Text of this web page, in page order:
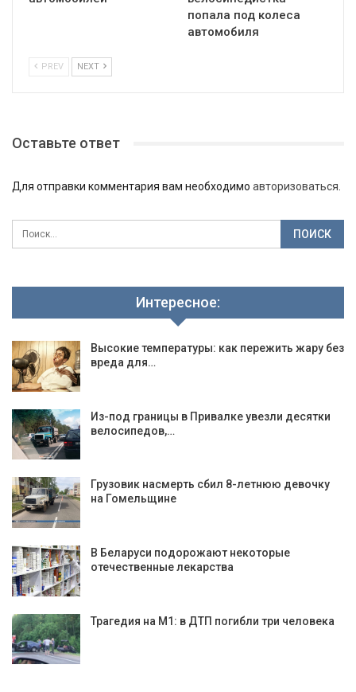
попала под колеса
автомобиля
PREV NEXT
Оставьте ответ
Для отправки комментария вам необходимо авторизоваться
Интересное:
Высокие температуры: как пережить жару без
вреда для…
Из-под границы в Привалке увезли десятки
велосипедов,…
Грузовик насмерть сбил 8-летнюю девочку
на Гомельщине
В Беларуси подорожают некоторые
отечественные лекарства
Трагедия на М1: в ДТП погибли три человека